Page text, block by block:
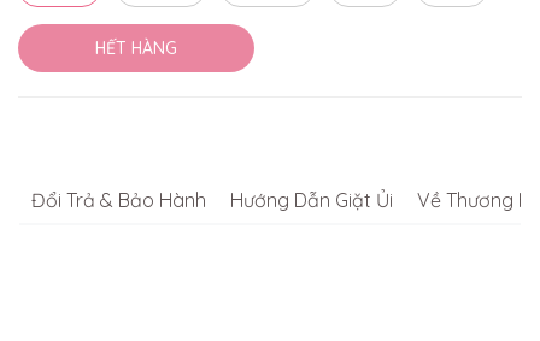
HẾT HÀNG
Đổi Trả & Bảo Hành Hướng Dẫn Giặt Ủi Về Thương